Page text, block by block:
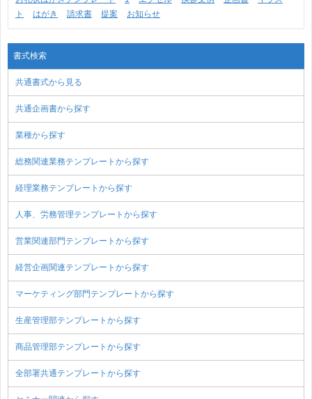
ト
はがき 請求書 提案 お知らせ
書式検索
共通書式から見る
共通企画書から探す
業種から探す
総務関連業務テンプレートから探す
経理業務テンプレートから探す
人事、労務管理テンプレートから探す
営業関連部門テンプレートから探す
経営企画関連テンプレートから探す
マーケティング部門テンプレートから探す
生産管理部テンプレートから探す
商品管理部テンプレートから探す
全部署共通テンプレートから探す